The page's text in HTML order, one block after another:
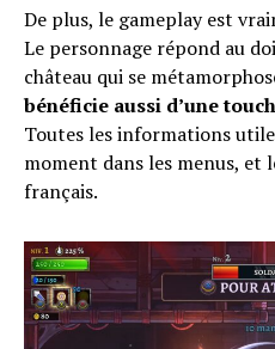
De plus, le gameplay est
Le personnage répond au
château qui se
bénéficie aussi d’une
Toutes les informations
moment dans les menus,
français.